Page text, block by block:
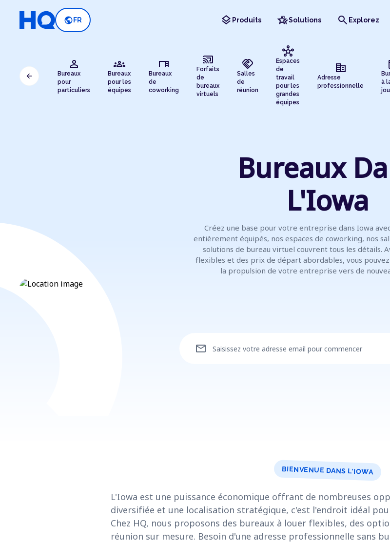
public FR layers Produits hotel_classSolutions search Explorez
person
Bureaux
pour
particuliers
groups
Bureaux
pour les
équipes
desk
Bureaux
de
coworking
cast_connected
Forfaits
de
bureaux
virtuels
handshake
Salles
de
réunion
hub
Espaces
de
travail
pour les
grandes
équipes
corporate_fare
Adresse
professionnelle
à
arrow_back
Bureaux
L'Iowa
Créez une base pour votre entreprise dans Iowa
entièrement équipés, nos espaces de coworking, nos
solutions de bureau virtuel couvrent tous les détails.
flexibles et des prix de départ abordables, vous
la propulsion de votre entreprise vers de
Saisissez votre adresse email pour commencer
mail
BIENVENUE DANS L'IOWA
L'Iowa est une puissance économique offrant de nombreuses
diversifiée et une localisation stratégique, c'est l'endroit idéal
Chez HQ, nous proposons des bureaux à louer flexibles, des
réunion sur mesure. Besoin d'une adresse professionnelle sans